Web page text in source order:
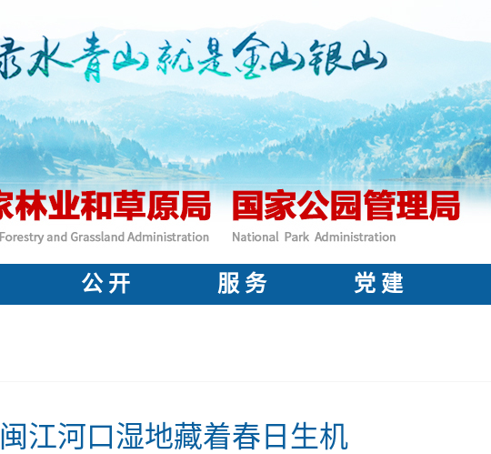
公 开 服 务 党 建
闽江河口湿地藏着春日生机